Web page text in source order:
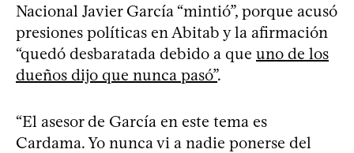
Nacional Javier García “mintió”, porque acusó
presiones políticas en Abitab y la afirmación
“quedó desbaratada debido a que uno de los
dueños dijo que nunca pasó”.
“El asesor de García en este tema es
Cardama. Yo nunca vi a nadie ponerse del